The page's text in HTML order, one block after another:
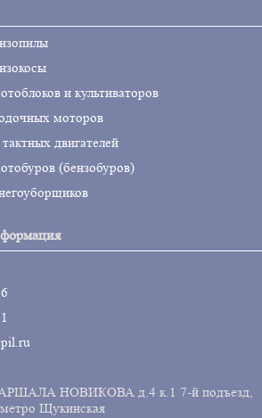
и культиваторов
моторов
двигателей
(бензобуров)
НОВИКОВА д.4 к.1 7-й подъезд,
Щукинская